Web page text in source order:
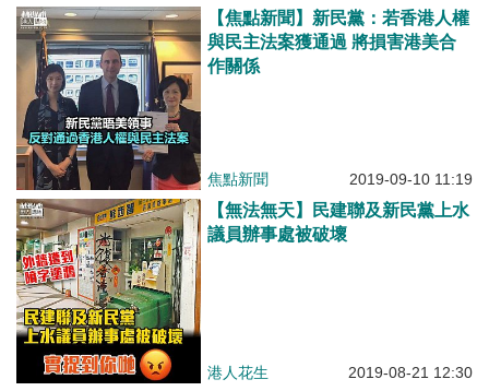
【焦點新聞】新民黨：若香港人權
與民主法案獲通過 將損害港美合
作關係
焦點新聞 2019-09-10 11:19
【無法無天】民建聯及新民黨上水
議員辦事處被破壞
港人花生 2019-08-21 12:30